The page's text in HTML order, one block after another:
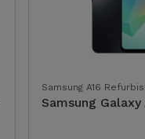
Samsung A16
Samsung Galaxy